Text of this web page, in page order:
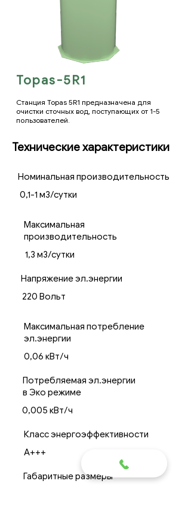
Topas-5R1
Станция Topas 5R1 предназначена для
очистки сточных вод, поступающих от 1-5
пользователей.
Технические характеристики
Номинальная производительность
0,1-1 м3/сутки
Максимальная
производительность
1,3 м3/сутки
Напряжение эл.энергии
220 Вольт
Максимальная потребление
эл.энергии
0,06 кВт/ч
Потребляемая эл.энергии
в Эко режиме
0,005 кВт/ч
Класс энергоэффективности
А+++
Габаритные размеры